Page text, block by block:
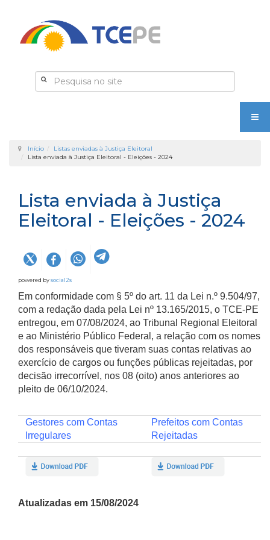
Início
Listas enviadas à Justiça Eleitoral
Lista enviada à Justiça Eleitoral - Eleições - 2024
Lista enviada à Justiça
Eleitoral - Eleições - 2024
powered bysocial2s
Em conformidade com § 5º do art. 11 da Lei n.º 9.504/97,
com a redação dada pela Lei nº 13.165/2015, o TCE-PE
entregou, em 07/08/2024, ao Tribunal Regional Eleitoral
e ao Ministério Público Federal, a relação com os nomes
dos responsáveis que tiveram suas contas relativas ao
exercício de cargos ou funções públicas rejeitadas, por
decisão irrecorrível, nos 08 (oito) anos anteriores ao
pleito de 06/10/2024.
Gestores com Contas
Irregulares
Prefeitos com Contas
Rejeitadas
Atualizadas em 15/08/2024